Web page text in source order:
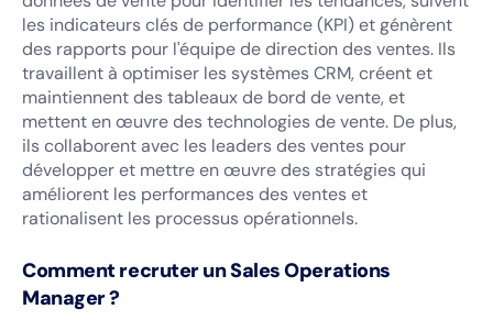
les indicateurs clés de performance (KPI) et génèrent
des rapports pour l'équipe de direction des ventes. Ils
travaillent à optimiser les systèmes CRM, créent et
maintiennent des tableaux de bord de vente, et
mettent en œuvre des technologies de vente. De plus,
ils collaborent avec les leaders des ventes pour
développer et mettre en œuvre des stratégies qui
améliorent les performances des ventes et
rationalisent les processus opérationnels.
Comment recruter un Sales Operations
Manager ?